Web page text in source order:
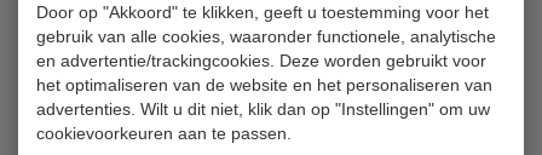
Door op "Akkoord" te klikken, geeft u toestemming voor het
gebruik van alle cookies, waaronder functionele, analytische
en advertentie/trackingcookies. Deze worden gebruikt voor
het optimaliseren van de website en het personaliseren van
advertenties. Wilt u dit niet, klik dan op "Instellingen" om uw
cookievoorkeuren aan te passen.
vaatwasserbestendig waardoor ze geschikt zijn voor vele
doeleinden en na afloop eenvoudig gereinigd kunnen
worden. Deze populaire producten zijn ideaal voor cafe's
kantines, bistro's en vele andere gelegenheden.
Splinterbestendige gerolde randen
Lees meer
Specificaties